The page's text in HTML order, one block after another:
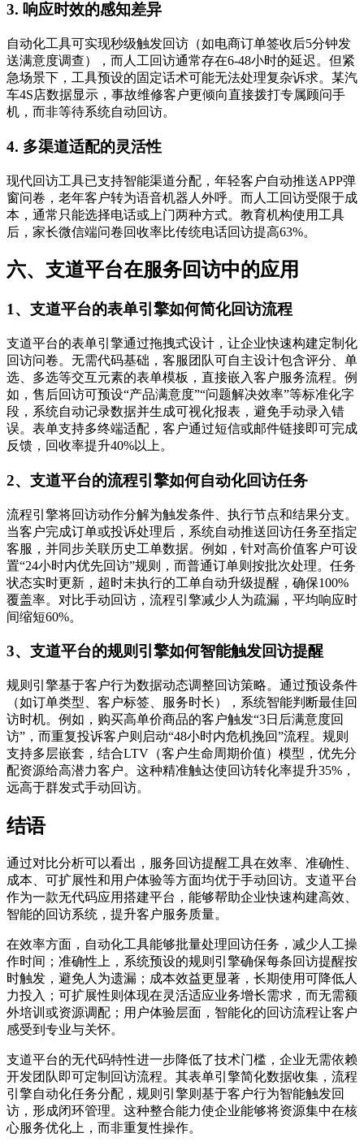
3. 响应时效的感知差异
自动化工具可实现秒级触发回访（如电商订单签收后5分钟发
送满意度调查），而人工回访通常存在6-48小时的延迟。但紧
急场景下，工具预设的固定话术可能无法处理复杂诉求。某汽
车4S店数据显示，事故维修客户更倾向直接拨打专属顾问手
机，而非等待系统自动回访。
4. 多渠道适配的灵活性
现代回访工具已支持智能渠道分配，年轻客户自动推送APP弹
窗问卷，老年客户转为语音机器人外呼。而人工回访受限于成
本，通常只能选择电话或上门两种方式。教育机构使用工具
后，家长微信端问卷回收率比传统电话回访提高63%。
六、支道平台在服务回访中的应用
1、支道平台的表单引擎如何简化回访流程
支道平台的表单引擎通过拖拽式设计，让企业快速构建定制化
回访问卷。无需代码基础，客服团队可自主设计包含评分、单
选、多选等交互元素的表单模板，直接嵌入客户服务流程。例
如，售后回访可预设“产品满意度”“问题解决效率”等标准化字
段，系统自动记录数据并生成可视化报表，避免手动录入错
误。表单支持多终端适配，客户通过短信或邮件链接即可完成
反馈，回收率提升40%以上。
2、支道平台的流程引擎如何自动化回访任务
流程引擎将回访动作分解为触发条件、执行节点和结果分支。
当客户完成订单或投诉处理后，系统自动推送回访任务至指定
客服，并同步关联历史工单数据。例如，针对高价值客户可设
置“24小时内优先回访”规则，而普通订单则按批次处理。任务
状态实时更新，超时未执行的工单自动升级提醒，确保100%
覆盖率。对比手动回访，流程引擎减少人为疏漏，平均响应时
间缩短60%。
3、支道平台的规则引擎如何智能触发回访提醒
规则引擎基于客户行为数据动态调整回访策略。通过预设条件
（如订单类型、客户标签、服务时长），系统智能判断最佳回
访时机。例如，购买高单价商品的客户触发“3日后满意度回
访”，而重复投诉客户则启动“48小时内危机挽回”流程。规则
支持多层嵌套，结合LTV（客户生命周期价值）模型，优先分
配资源给高潜力客户。这种精准触达使回访转化率提升35%，
远高于群发式手动回访。
结语
通过对比分析可以看出，服务回访提醒工具在效率、准确性、
成本、可扩展性和用户体验等方面均优于手动回访。支道平台
作为一款无代码应用搭建平台，能够帮助企业快速构建高效、
智能的回访系统，提升客户服务质量。
在效率方面，自动化工具能够批量处理回访任务，减少人工操
作时间；准确性上，系统预设的规则引擎确保每条回访提醒按
时触发，避免人为遗漏；成本效益更显著，长期使用可降低人
力投入；可扩展性则体现在灵活适应业务增长需求，而无需额
外培训或资源调配；用户体验层面，智能化的回访流程让客户
感受到专业与关怀。
支道平台的无代码特性进一步降低了技术门槛，企业无需依赖
开发团队即可定制回访流程。其表单引擎简化数据收集，流程
引擎自动化任务分配，规则引擎则基于客户行为智能触发回
访，形成闭环管理。这种整合能力使企业能够将资源集中在核
心服务优化上，而非重复性操作。